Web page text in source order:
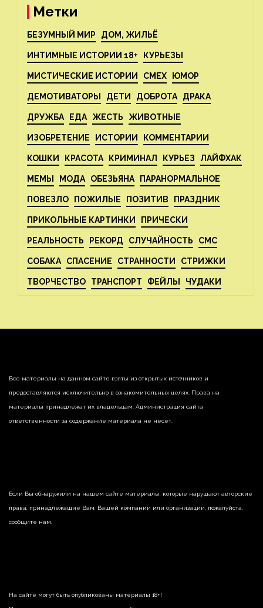
Метки
БЕЗУМНЫЙ МИР ДОМ, ЖИЛЬЁ
ИНТИМНЫЕ ИСТОРИИ 18+ КУРЬЕЗЫ
МИСТИЧЕСКИЕ ИСТОРИИ СМЕХ ЮМОР
ДЕМОТИВАТОРЫ ДЕТИ ДОБРОТА ДРАКА
ДРУЖБА ЕДА ЖЕСТЬ ЖИВОТНЫЕ
ИЗОБРЕТЕНИЕ ИСТОРИИ КОММЕНТАРИИ
КОШКИ КРАСОТА КРИМИНАЛ КУРЬЕЗ ЛАЙФХАК
МЕМЫ МОДА ОБЕЗЬЯНА ПАРАНОРМАЛЬНОЕ
ПОВЕЗЛО ПОЖИЛЫЕ ПОЗИТИВ ПРАЗДНИК
ПРИКОЛЬНЫЕ КАРТИНКИ ПРИЧЕСКИ
РЕАЛЬНОСТЬ РЕКОРД СЛУЧАЙНОСТЬ СМС
СОБАКА СПАСЕНИЕ СТРАННОСТИ СТРИЖКИ
ТВОРЧЕСТВО ТРАНСПОРТ ФЕЙЛЫ ЧУДАКИ
Все материалы на данном сайте взяты из открытых источников и
предоставляются исключительно в ознакомительных целях. Права на
материалы принадлежат их владельцам. Администрация сайта
ответственности за содержание материала не несет.
Если Вы обнаружили на нашем сайте материалы, которые нарушают авторские
права, принадлежащие Вам, Вашей компании или организации, пожалуйста,
сообщите нам.
На сайте могут быть опубликованы материалы 18+!